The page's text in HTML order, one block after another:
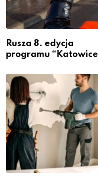
Rusza 8. edycja
programu “Katowice
– nabór dla
przedsiębiorców